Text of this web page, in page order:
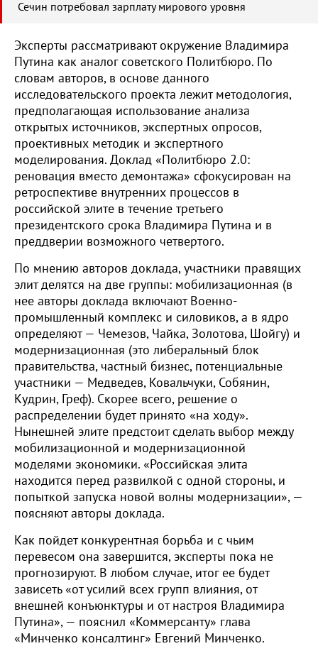
Сечин потребовал зарплату мирового уровня
Эксперты рассматривают окружение Владимира
Путина как аналог советского Политбюро. По
словам авторов, в основе данного
исследовательского проекта лежит методология,
предполагающая использование анализа
открытых источников, экспертных опросов,
проективных методик и экспертного
моделирования. Доклад «Политбюро 2.0:
реновация вместо демонтажа» сфокусирован на
ретроспективе внутренних процессов в
российской элите в течение третьего
президентского срока Владимира Путина и в
преддверии возможного четвертого.
По мнению авторов доклада, участники правящих
элит делятся на две группы: мобилизационная (в
нее авторы доклада включают Военно-
промышленный комплекс и силовиков, а в ядро
определяют — Чемезов, Чайка, Золотова, Шойгу) и
модернизационная (это либеральный блок
правительства, частный бизнес, потенциальные
участники — Медведев, Ковальчуки, Собянин,
Кудрин, Греф). Скорее всего, решение о
распределении будет принято «на ходу».
Нынешней элите предстоит сделать выбор между
мобилизационной и модернизационной
моделями экономики. «Российская элита
находится перед развилкой с одной стороны, и
попыткой запуска новой волны модернизации», —
поясняют авторы доклада.
Как пойдет конкурентная борьба и с чьим
перевесом она завершится, эксперты пока не
прогнозируют. В любом случае, итог ее будет
зависеть «от усилий всех групп влияния, от
внешней конъюнктуры и от настроя Владимира
Путина», — пояснил «Коммерсанту» глава
«Минченко консалтинг» Евгений Минченко.